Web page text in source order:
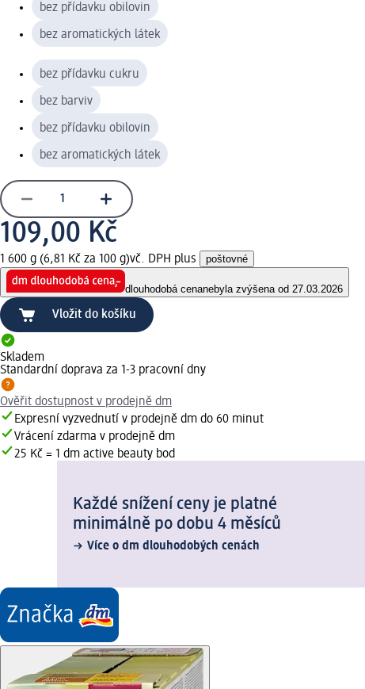
bez přídavku obilovin
bez aromatických látek
bez přídavku cukru
bez barviv
bez přídavku obilovin
bez aromatických látek
109,00 Kč
1 600 g (6,81 Kč za 100 g)vč. DPH plus poštovné
dlouhodobá cenanebyla zvýšena od 27.03.2026
Vložit do košíku
Skladem
Standardní doprava za 1-3 pracovní dny
Ověřit dostupnost v prodejně dm
Expresní vyzvednutí v prodejně dm do 60 minut
Vrácení zdarma v prodejně dm
25 Kč = 1 dm active beauty bod
Každé snížení ceny je platné
minimálně po dobu 4 měsíců
Více o dm dlouhodobých cenách